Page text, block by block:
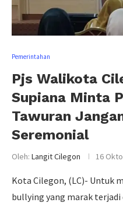
Pemerintahan
Pjs Walikota
Supiana Minta
Tawuran
Seremonial
Oleh: Langit Cilegon 16
Kota Cilegon, (LC)- Untuk
bullying yang marak